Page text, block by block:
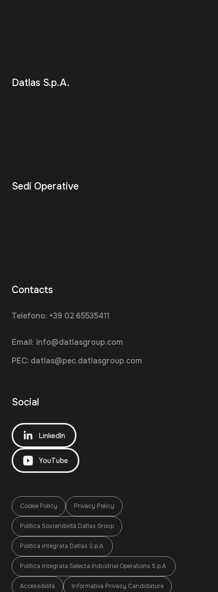
Datlas S.p.A.
Sedi Operative
Contacts
Telefono: +39 02 65535411
Email: info@datlasgroup.com
PEC: datlas@pec.datlasgroup.com
Social
LinkedIn
YouTube
Cookie Policy Privacy Policy
Politica Sostenibilità Datlas Group
Politica integrata Datlas S.p.A.
Politica integrata Selecta Industrial Operations S.p.A.
Accessibilità Informativa Privacy Candidature